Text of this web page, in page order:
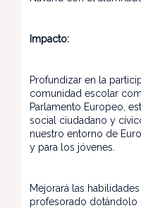
Impacto:
Profundizar en la
comunidad escolar
Parlamento Europeo,
social ciudadano y
nuestro entorno de
y para los jóvenes.
Mejorará las
profesorado dotándolo